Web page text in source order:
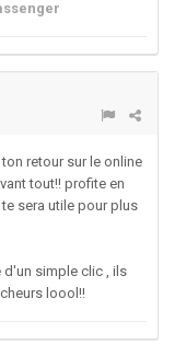
retour sur le online
tout!! profite en
sera utile pour plus
d'un simple clic , ils
loool!!